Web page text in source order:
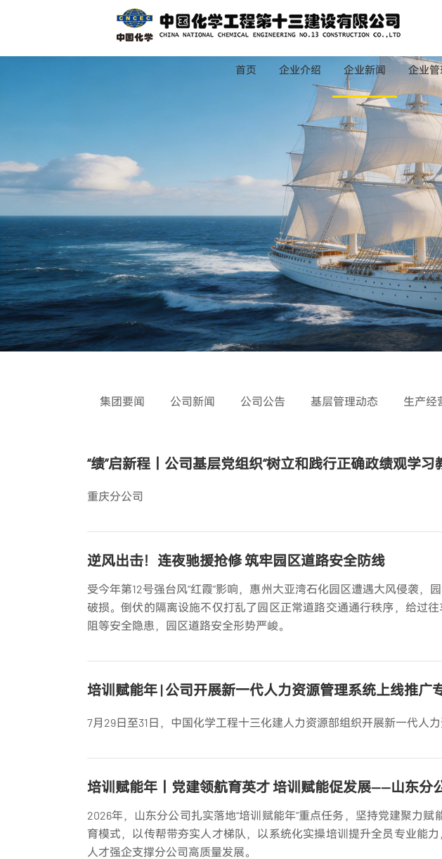
首页 企业介绍 企业新闻 企业管
集团要闻 公司新闻 公司公告 基层管理动态 生产经
“绩”启新程丨公司基层党组织“树立和践行正确政绩观学习
重庆分公司
逆风出击！连夜驰援抢修 筑牢园区道路安全防线
受今年第12号强台风“红霞”影响，惠州大亚湾石化园区遭遇大风侵袭，
破损。倒伏的隔离设施不仅打乱了园区正常道路交通通行秩序，给过
阻等安全隐患，园区道路安全形势严峻。
培训赋能年 | 公司开展新一代人力资源管理系统上线推广
7月29日至31日，中国化学工程十三化建人力资源部组织开展新一代人
培训赋能年丨党建领航育英才 培训赋能促发展——山东分
2026年，山东分公司扎实落地“培训赋能年”重点任务，坚持党建聚力
育模式，以传帮带夯实人才梯队，以系统化实操培训提升全员专业能
人才强企支撑分公司高质量发展。